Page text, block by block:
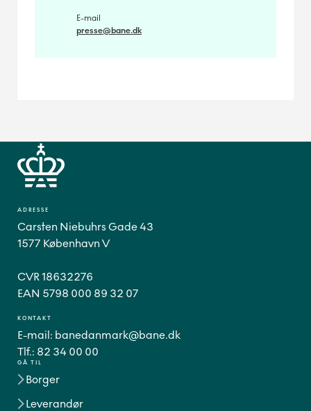
E-mail
presse@bane.dk
GÅ TIL
Borger
Leverandør
ADRESSE
Carsten Niebuhrs Gade 43
1577 København V
CVR 18632276
EAN 5798 000 89 32 07
KONTAKT
E-mail: banedanmark@bane.dk
Tlf.: 82 34 00 00